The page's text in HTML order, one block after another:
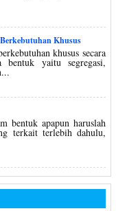
Khusus
khusus secara
yaitu segregasi,
bentuk apapun haruslah
terkait terlebih dahulu,